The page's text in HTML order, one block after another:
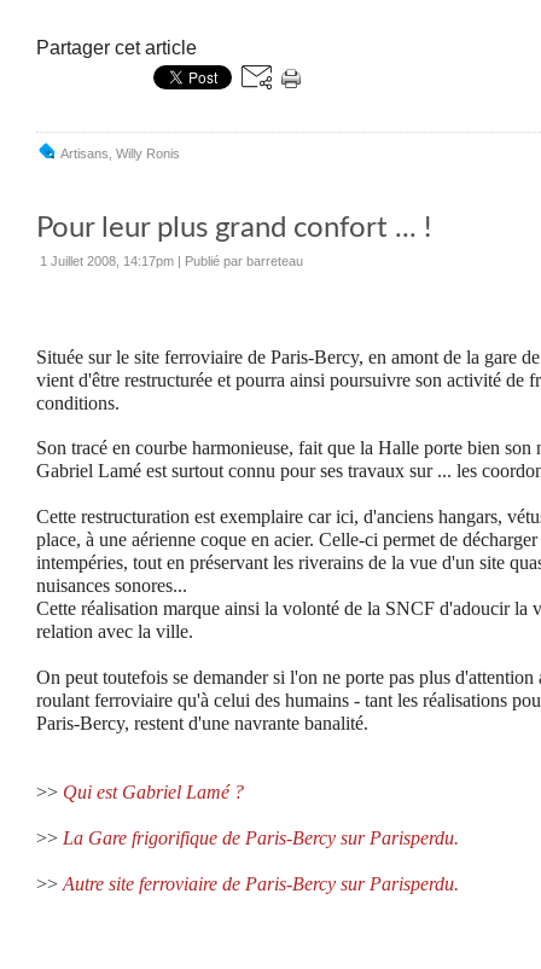
Partager cet article
Artisans Willy Ronis
Pour leur plus grand confort ... !
1 Juillet 2008, 14:17pm | Publié par barreteau
Située sur le site ferroviaire de Paris-Bercy, en amont de la gare
vient d'être restructurée et pourra ainsi poursuivre son activité de
conditions.
Son tracé en courbe harmonieuse, fait que la Halle porte bien
Gabriel Lamé est surtout connu pour ses travaux sur ... les
Cette restructuration est exemplaire car ici, d'anciens hangars,
place, à une aérienne coque en acier. Celle-ci permet de
intempéries, tout en préservant les riverains de la vue d'un site
nuisances sonores...
Cette réalisation marque ainsi la volonté de la SNCF d'adoucir la
relation avec la ville.
On peut toutefois se demander si l'on ne porte pas plus
roulant ferroviaire qu'à celui des humains - tant les réalisations
Paris-Bercy, restent d'une navrante banalité.
>> Qui est Gabriel Lamé ?
>> La Gare frigorifique de Paris-Bercy sur Parisperdu.
>> Autre site ferroviaire de Paris-Bercy sur Parisperdu.